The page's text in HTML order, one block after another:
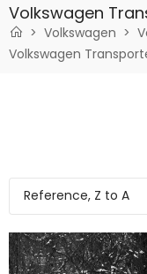
Volkswagen
Volkswagen
Volkswagen